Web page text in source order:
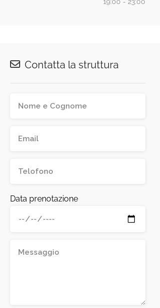
Contatta la struttura
Data prenotazione